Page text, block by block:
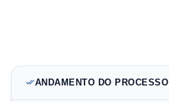
ANDAMENTO DO PROCESSO